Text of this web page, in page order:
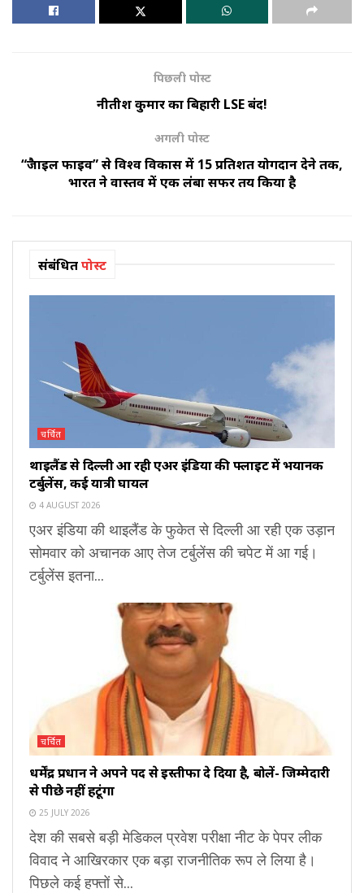
पिछली पोस्ट
नीतीश कुमार का बिहारी LSE बंद!
अगली पोस्ट
“फ्रैजाइल फाइव” से विश्व विकास में 15 प्रतिशत योगदान देने तक,
भारत ने वास्तव में एक लंबा सफर तय किया है
संबंधितपोस्ट
चर्चित
थाइलैंड से दिल्ली आ रही एअर इंडिया की फ्लाइट में भयानक
टर्बुलेंस, कई यात्री घायल
4 AUGUST 2026
एअर इंडिया की थाइलैंड के फुकेत से दिल्ली आ रही एक उड़ान
सोमवार को अचानक आए तेज टर्बुलेंस की चपेट में आ गई।
टर्बुलेंस इतना...
चर्चित
धर्मेंद्र प्रधान ने अपने पद से इस्तीफा दे दिया है, बोलें- जिम्मेदारी
से पीछे नहीं हटूंगा
25 JULY 2026
देश की सबसे बड़ी मेडिकल प्रवेश परीक्षा नीट के पेपर लीक
विवाद ने आखिरकार एक बड़ा राजनीतिक रूप ले लिया है।
पिछले कई हफ्तों से...